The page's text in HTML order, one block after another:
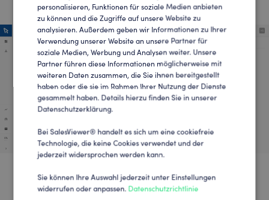
GERMAN
personalisieren, Funktionen für soziale Medien anbieten
zu können und die Zugriffe auf unsere Website zu
analysieren. Außerdem geben wir Informationen zu Ihrer
Verwendung unserer Website an unsere Partner für
soziale Medien, Werbung und Analysen weiter. Unsere
Partner führen diese Informationen möglicherweise mit
weiteren Daten zusammen, die Sie ihnen bereitgestellt
haben oder die sie im Rahmen Ihrer Nutzung der Dienste
gesammelt haben. Details hierzu finden Sie in unserer
Datenschutzerklärung.
Bei SalesViewer® handelt es sich um eine cookiefreie
Technologie, die keine Cookies verwendet und der
jederzeit widersprochen werden kann.
Sie können Ihre Auswahl jederzeit unter Einstellungen
widerrufen oder anpassen. Datenschutzrichtlinie